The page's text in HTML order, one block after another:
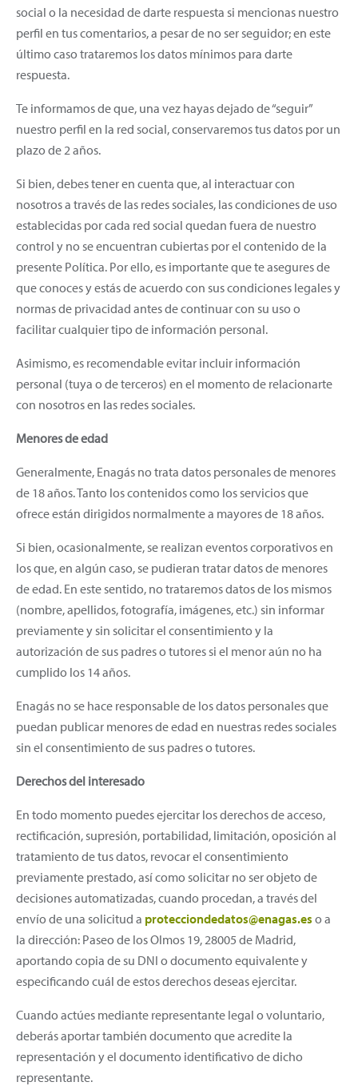
social o la necesidad de darte respuesta si mencionas nuestro
perfil en tus comentarios, a pesar de no ser seguidor; en este
último caso trataremos los datos mínimos para darte
respuesta.
Te informamos de que, una vez hayas dejado de “seguir”
nuestro perfil en la red social, conservaremos tus datos por un
plazo de 2 años.
Si bien, debes tener en cuenta que, al interactuar con
nosotros a través de las redes sociales, las condiciones de uso
establecidas por cada red social quedan fuera de nuestro
control y no se encuentran cubiertas por el contenido de la
presente Política. Por ello, es importante que te asegures de
que conoces y estás de acuerdo con sus condiciones legales y
normas de privacidad antes de continuar con su uso o
facilitar cualquier tipo de información personal.
Asimismo, es recomendable evitar incluir información
personal (tuya o de terceros) en el momento de relacionarte
con nosotros en las redes sociales.
Menores de edad
Generalmente, Enagás no trata datos personales de menores
de 18 años. Tanto los contenidos como los servicios que
ofrece están dirigidos normalmente a mayores de 18 años.
Si bien, ocasionalmente, se realizan eventos corporativos en
los que, en algún caso, se pudieran tratar datos de menores
de edad. En este sentido, no trataremos datos de los mismos
(nombre, apellidos, fotografía, imágenes, etc.) sin informar
previamente y sin solicitar el consentimiento y la
autorización de sus padres o tutores si el menor aún no ha
cumplido los 14 años.
Enagás no se hace responsable de los datos personales que
puedan publicar menores de edad en nuestras redes sociales
sin el consentimiento de sus padres o tutores.
Derechos del interesado
En todo momento puedes ejercitar los derechos de acceso,
rectificación, supresión, portabilidad, limitación, oposición al
tratamiento de tusdatos, revocar el consentimiento
previamente prestado, así como solicitar no ser objeto de
decisiones automatizadas, cuando procedan, a través del
envío de una solicitud a protecciondedatos@enagas.es o a
la dirección: Paseo de los Olmos 19, 28005 de Madrid,
aportando copia de su DNI o documento equivalente y
especificando cuál de estos derechos deseas ejercitar.
Cuando actúes mediante representante legal o voluntario,
deberás aportar también documento que acredite la
representación y el documento identificativo de dicho
representante.